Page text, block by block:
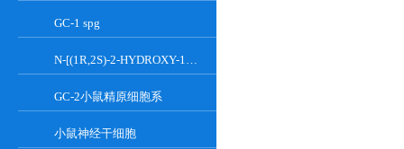
GC-1 spg
N-[(1R,2S)-2-HYDROXY-1-HYDROXYMETHYL-2-(2-TRIDECYL-1-CYCLOPROPENYL)ETHYL]OCT;GT-11
GC-2小鼠精原细胞系
小鼠神经干细胞